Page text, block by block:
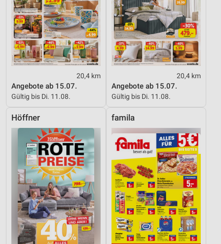
20,4 km
Angebote ab 15.07.
Gültig bis Di. 11.08.
20,4 km
Angebote ab 15.07.
Gültig bis Di. 11.08.
Höffner famila